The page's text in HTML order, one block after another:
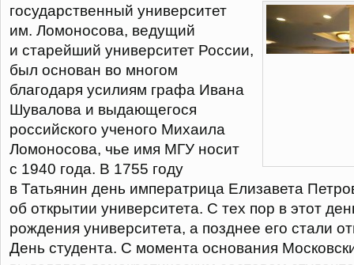
государственный университет
им. Ломоносова, ведущий
и старейший университет России,
был основан во многом
благодаря усилиям графа Ивана
Шувалова и выдающегося
российского ученого Михаила
Ломоносова, чье имя МГУ носит
с 1940 года. В 1755 году
в Татьянин день императрица Елизавета
об открытии университета. С тех пор в этот
рождения университета, а позднее его стали
День студента. С момента основания